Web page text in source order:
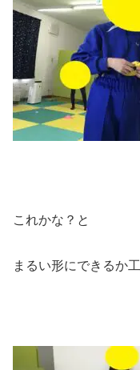
これかな？と
まるい形にできるか